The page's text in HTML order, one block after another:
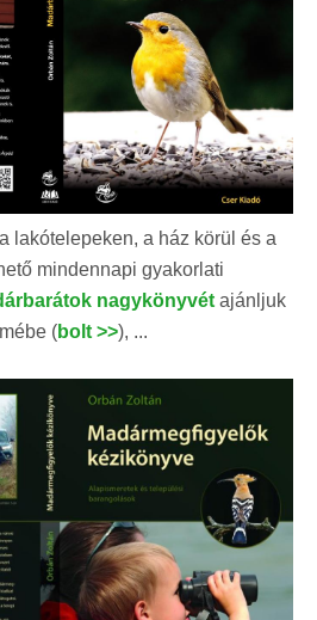
lakótelepeken, a ház körül és a
mindennapi gyakorlati
nagykönyvétajánljuk
(bolt >>), ...